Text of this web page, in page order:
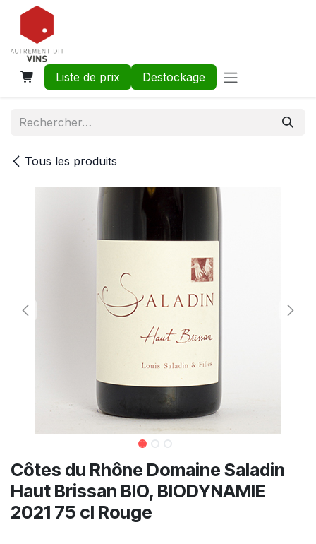
Se rendre au contenu
Liste de prix Destockage
Tous les produits
Côtes du Rhône Domaine Saladin
Haut Brissan BIO, BIODYNAMIE
2021 75 cl Rouge